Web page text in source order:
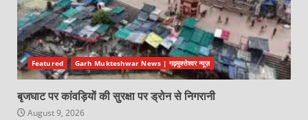
Featured Garh Mukteshwar News | गढ़मुक्तेश्वर न्यूज़
बृजघाट पर कांवड़ियों की सुरक्षा पर ड्रोन से निगरानी
August 9, 2026